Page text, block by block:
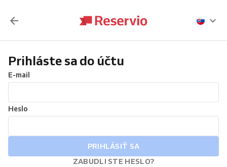
Prihláste sa do účtu
E-mail
Heslo
PRIHLÁSIŤ SA
ZABUDLI STE HESLO?